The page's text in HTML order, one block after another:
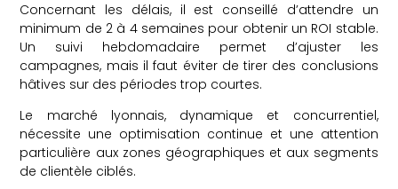
Concernant les délais, il est conseillé d’attendre un
minimum de 2 à 4 semaines pour obtenir un ROI stable.
Un suivi hebdomadaire permet d’ajuster les
campagnes, mais il faut éviter de tirer des conclusions
hâtives sur des périodes trop courtes.
Le marché lyonnais, dynamique et concurrentiel,
nécessite une optimisation continue et une attention
particulière aux zones géographiques et aux segments
de clientèle ciblés.